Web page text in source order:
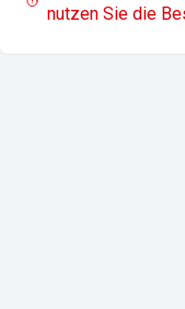
nutzen Sie die